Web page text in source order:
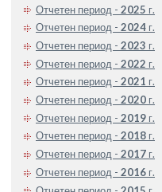
Отчетен период - 2025 г.
Отчетен период - 2024 г.
Отчетен период - 2023 г.
Отчетен период - 2022 г.
Отчетен период - 2021 г.
Отчетен период - 2020 г.
Отчетен период - 2019 г.
Отчетен период - 2018 г.
Отчетен период - 2017 г.
Отчетен период - 2016 г.